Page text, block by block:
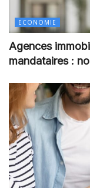
ECONOMIE
Agences
mandataires :